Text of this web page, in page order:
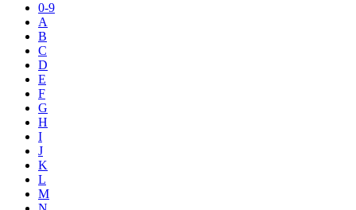
0-9
A
B
C
D
E
F
G
H
I
J
K
L
M